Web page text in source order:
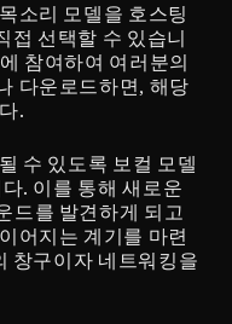
소리 모델을 호스팅
접 선택할 수 있습니
참여하여 여러분의
다운로드하면, 해당
.
수 있도록 보컬 모델
. 이를 통해 새로운
드를 발견하게 되고
어지는 계기를 마련
창구이자 네트워킹을